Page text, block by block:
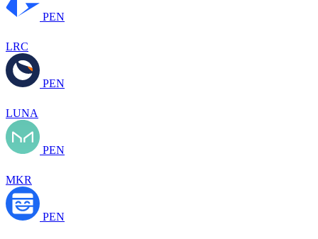
PEN
LRC
PEN
LUNA
PEN
MKR
PEN